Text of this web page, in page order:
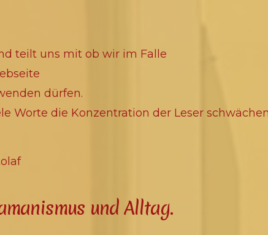
teilt uns mit ob wir im Falle
dürfen.
Worte die Konzentration der Leser
und Alltag.